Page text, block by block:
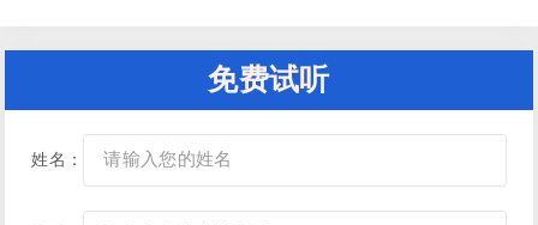
免费试听
姓名：